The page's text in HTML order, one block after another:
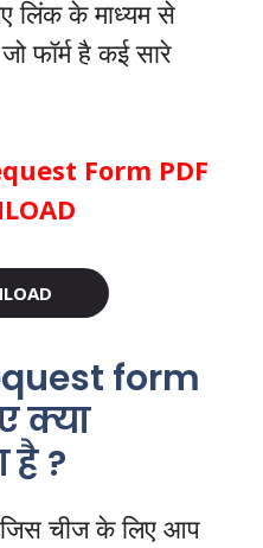
लिंक के माध्यम से
फॉर्म है कई सारे
Form PDF
form
क्या
?
जिस चीज के लिए आप